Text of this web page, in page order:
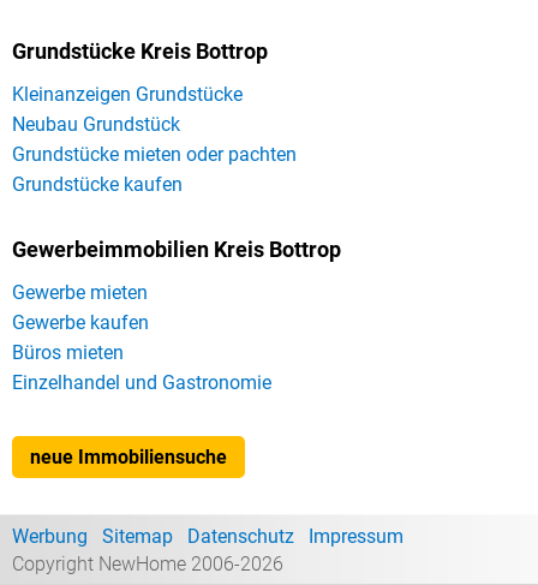
Grundstücke Kreis Bottrop
Kleinanzeigen Grundstücke
Neubau Grundstück
Grundstücke mieten oder pachten
Grundstücke kaufen
Gewerbeimmobilien Kreis Bottrop
Gewerbe mieten
Gewerbe kaufen
Büros mieten
Einzelhandel und Gastronomie
neue Immobiliensuche
Werbung Sitemap Datenschutz
Impressum
Copyright NewHome 2006-2026